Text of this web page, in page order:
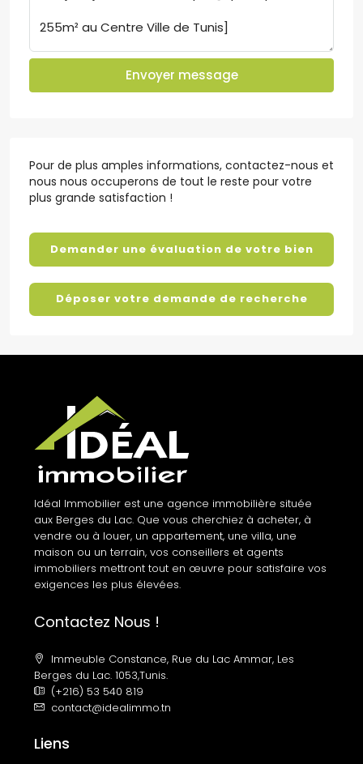
Envoyer message
Pour de plus amples informations, contactez-nous et
nous nous occuperons de tout le reste pour votre
plus grande satisfaction !
Demander une évaluation de votre bien
Déposer votre demande de recherche
Idéal Immobilier est une agence immobilière située
aux Berges du Lac. Que vous cherchiez à acheter, à
vendre ou à louer, un appartement, une villa, une
maison ou un terrain, vos conseillers et agents
immobiliers mettront tout en œuvre pour satisfaire vos
exigences les plus élevées.
Contactez Nous !
Immeuble Constance, Rue du Lac Ammar, Les
Berges du Lac. 1053,Tunis.
(+216) 53 540 819
contact@idealimmo.tn
Liens